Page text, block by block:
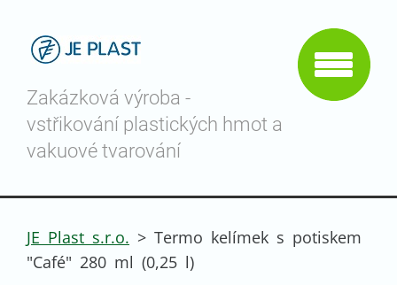
Zakázková výroba -
vstřikování plastických hmot a
vakuové tvarování
JE Plast s.r.o. > Termo kelímek s potiskem
"Café" 280 ml (0,25 l)